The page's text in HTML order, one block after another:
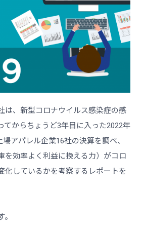
は、新型コロナウイルス感染症の感
てからちょうど3年目に入った2022年
アパレル企業16社の決算を調べ、
を効率よく利益に換える力）がコロ
化しているかを考察するレポートを